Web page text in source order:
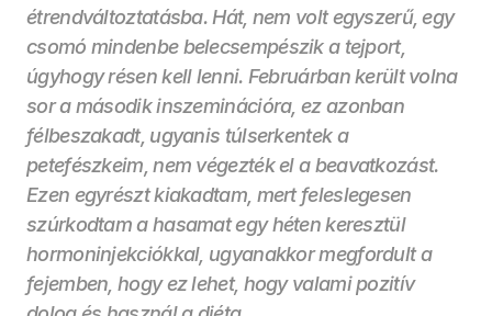
étrendváltoztatásba. Hát, nem volt egyszerű, egy
csomó mindenbe belecsempészik a tejport,
úgyhogy résen kell lenni. Februárban került volna
sor a második inszeminációra, ez azonban
félbeszakadt, ugyanis túlserkentek a
petefészkeim, nem végezték el a beavatkozást.
Ezen egyrészt kiakadtam, mert feleslegesen
szúrkodtam a hasamat egy héten keresztül
hormoninjekciókkal, ugyanakkor megfordult a
fejemben, hogy ez lehet, hogy valami pozitív